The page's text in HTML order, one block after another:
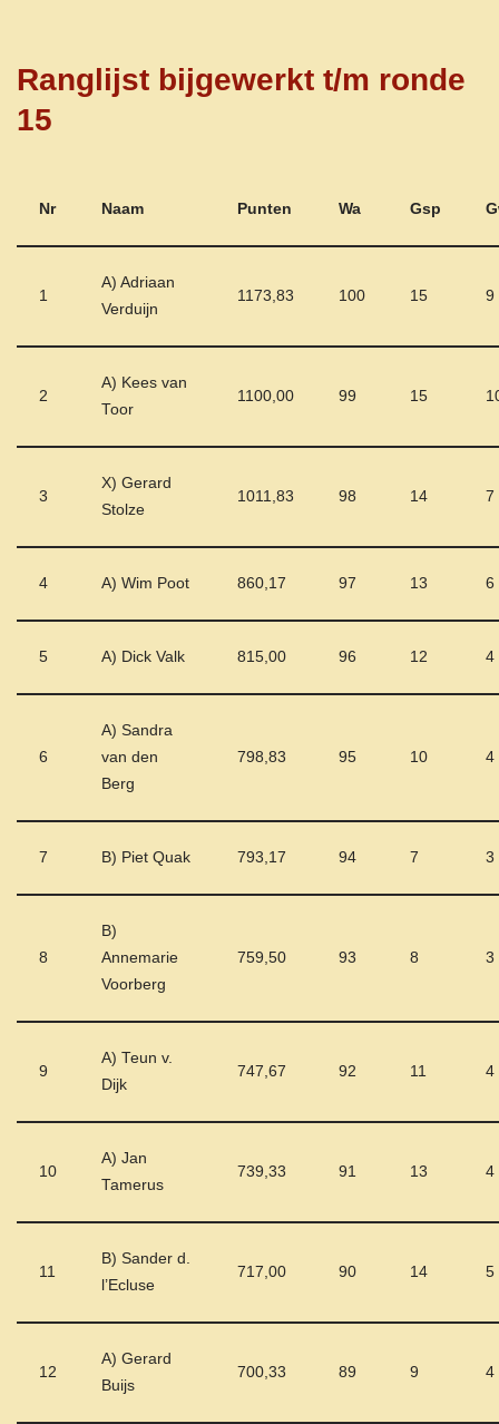
Ranglijst bijgewerkt t/m ronde
15
Nr Naam Punten Wa Gsp
1
A) Adriaan
Verduijn
1173,83 100 15 9
2
A) Kees van
Toor
1100,00 99 15
3
X) Gerard
Stolze
1011,83 98 14 7
4 A) Wim Poot 860,17 97 13 6
5 A) Dick Valk 815,00 96 12 4
6
A) Sandra
van den
Berg
798,83 95 10 4
7 B) Piet Quak 793,17 94 7 3
8
B)
Annemarie
Voorberg
759,50 93 8 3
9
A) Teun v.
Dijk
747,67 92 11 4
10
A) Jan
Tamerus
739,33 91 13 4
11
B) Sander d.
l’Ecluse
717,00 90 14 5
12
A) Gerard
Buijs
700,33 89 9 4